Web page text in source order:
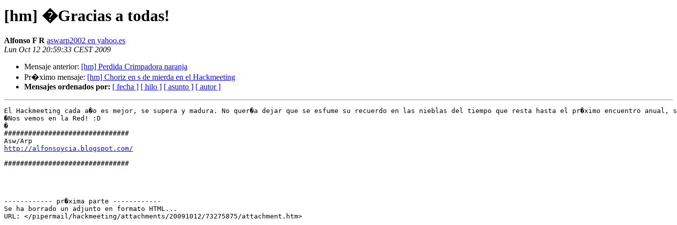
[hm] �Gracias a todas!
Alfonso F R aswarp2002 en yahoo.es
Lun Oct 12 20:59:33 CEST 2009
Mensaje anterior: [hm] Perdida Crimpadora naranja
Pr�ximo mensaje: [hm] Choriz en s de mierda en el Hackmeeting
Mensajes ordenados por: [ fecha ] [ hilo ] [ asunto ] [ autor ]
El Hackmeeting cada a�o es mejor, se supera y madura. No quer�a dejar que se esfume su recuerdo en las nieblas del tiempo que resta hasta el pr�ximo encuentro
�Nos vemos en la Red! :D
�
###############################
http://alfonsoycia.blogspot.com/
###############################
------------ pr�xima parte ------------
Se ha borrado un adjunto en formato HTML...